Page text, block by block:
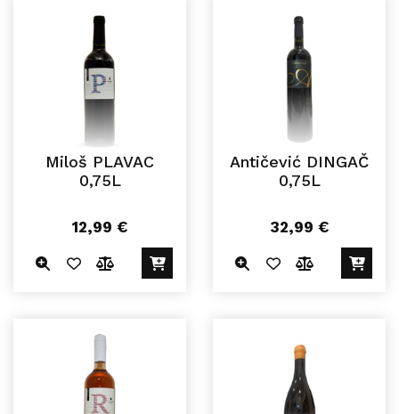
Miloš PLAVAC
0,75L
12,99 €
Antičević DINGAČ
0,75L
32,99 €